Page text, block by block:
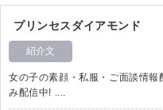
プリンセスダイアモンド
紹介文
女の子の素顔・私服・ご面談情
み配信中! ....